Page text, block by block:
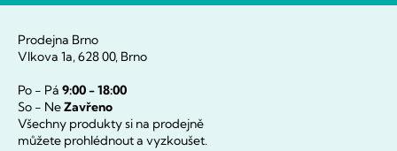
Prodejna Brno
Vlkova 1a, 628 00, Brno
Po - Pá 9:00 - 18:00
So - NeZavřeno
Všechny produkty si na prodejně
můžete prohlédnout a vyzkoušet.